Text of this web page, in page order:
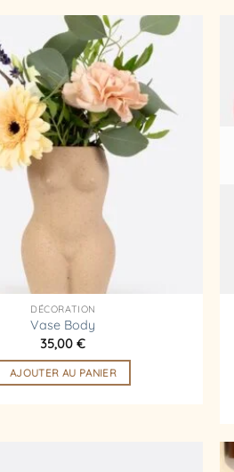
d’envies
DÉCORATION
Vase Body
35,00€
AJOUTER AU PANIER